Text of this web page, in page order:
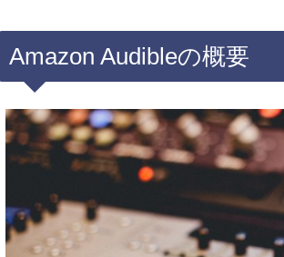
Amazon Audibleの概要